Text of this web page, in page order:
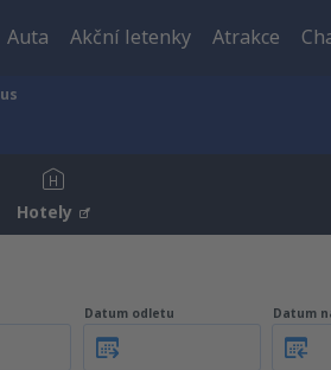
Auta Akční letenky Atrakce
Hotely
Datum odletu Datum